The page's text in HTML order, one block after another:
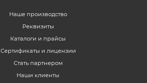
Наше производство
Реквизиты
Каталоги и прайсы
Сертификаты и лицензии
Стать партнером
Наши клиенты